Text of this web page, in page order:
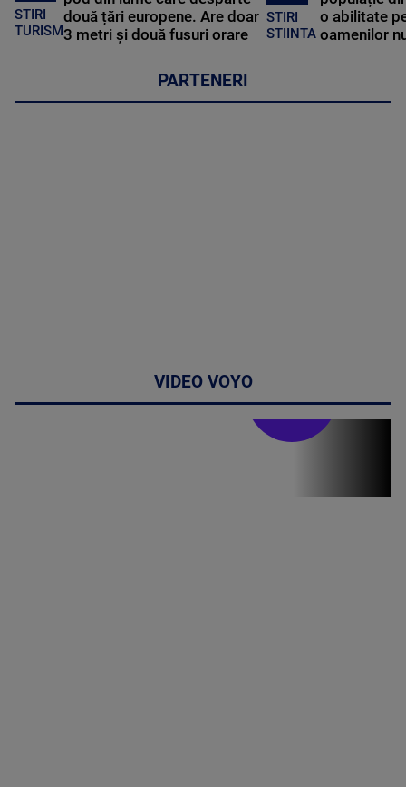
STIRI
TURISM
două țări europene. Are doar
3 metri și două fusuri orare
STIRI
STIINTA
o abilitate
oamenilor
PARTENERI
VIDEO VOYO